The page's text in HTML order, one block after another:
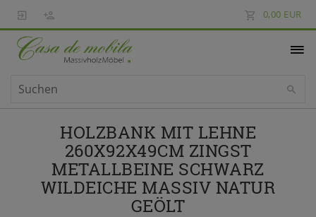
0,00 EUR
HOLZBANK MIT LEHNE
260X92X49CM ZINGST
METALLBEINE SCHWARZ
WILDEICHE MASSIV NATUR
GEÖLT